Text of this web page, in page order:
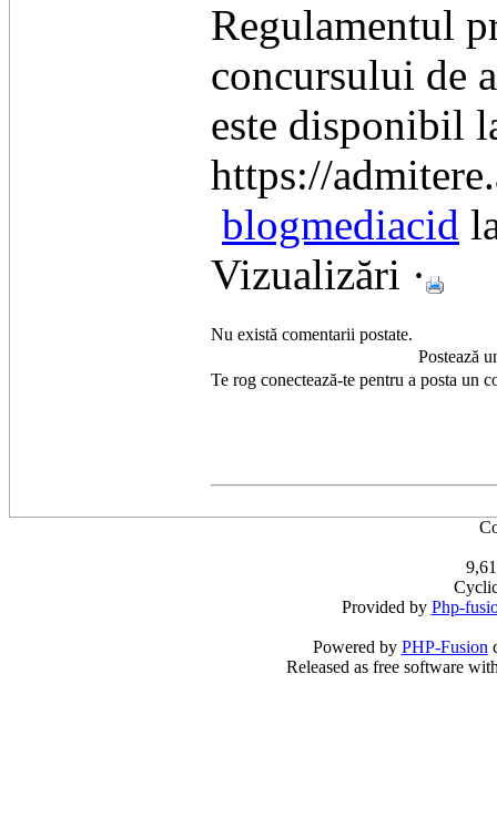
Regulamentul
concursului de
este disponibil
https://
blogmediacid
Vizualizări ·
Nu există comentarii postate.
Postează
Te rog conectează-te pentru a posta un
Provided by Php-
Powered by PHP-Fusion
Released as free software